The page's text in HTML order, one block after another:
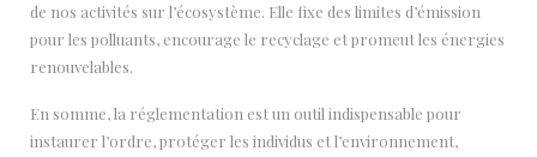
de nos activités sur l’écosystème. Elle fixe des limites d’émission
pour les polluants, encourage le recyclage et promeut les énergies
renouvelables.
En somme, la réglementation est un outil indispensable pour
instaurer l’ordre, protéger les individus et l’environnement,